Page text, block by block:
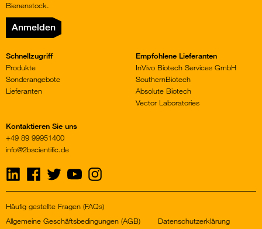
Bienenstock.
Anmelden
Schnellzugriff
Produkte
Sonderangebote
Lieferanten
Empfohlene Lieferanten
InVivo Biotech Services GmbH
SouthernBiotech
Absolute Biotech
Vector Laboratories
Kontaktieren Sie uns
+49 89 99951400
info@2bscientific.de
Visit
on
Visit
on
Visit
us
on
Visit
us
on
Visit
us
on
Häufig gestellte Fragen (FAQs)
Allgemeine Geschäftsbedingungen (AGB)
Datenschutzerklärung